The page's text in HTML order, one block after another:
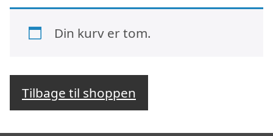
Din kurv er tom.
Tilbage til shoppen